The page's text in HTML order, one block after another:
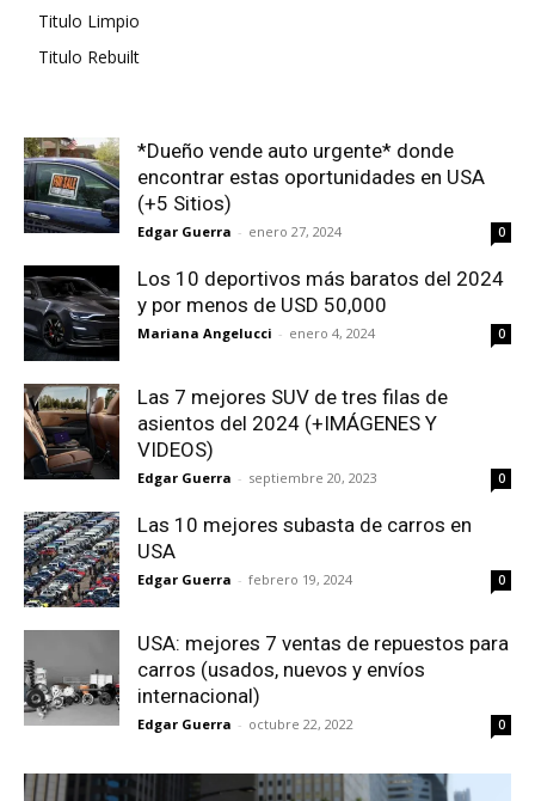
Titulo Limpio
Titulo Rebuilt
*Dueño vende auto urgente* donde
encontrar estas oportunidades en USA
(+5 Sitios)
Edgar Guerra - enero 27, 2024 0
Los 10 deportivos más baratos del 2024
y por menos de USD 50,000
Mariana Angelucci - enero 4, 2024 0
Las 7 mejores SUV de tres filas de
asientos del 2024 (+IMÁGENES Y
VIDEOS)
Edgar Guerra - septiembre 20, 2023 0
Las 10 mejores subasta de carros en
USA
Edgar Guerra - febrero 19, 2024 0
USA: mejores 7 ventas de repuestos para
carros (usados, nuevos y envíos
internacional)
Edgar Guerra - octubre 22, 2022 0